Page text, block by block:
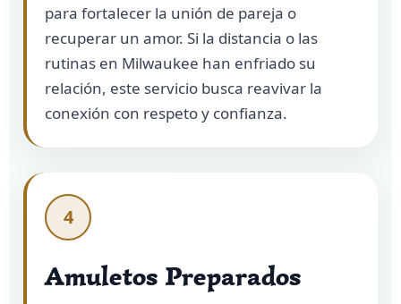
para fortalecer la unión de pareja o
recuperar un amor. Si la distancia o las
rutinas en Milwaukee han enfriado su
relación, este servicio busca reavivar la
conexión con respeto y confianza.
4
Amuletos Preparados